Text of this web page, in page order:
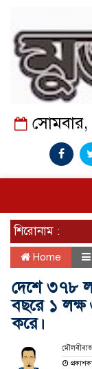
সোমবার,
শিরোনাম :
Home
দেশে ৩৭৮
বছরে ১
করে।